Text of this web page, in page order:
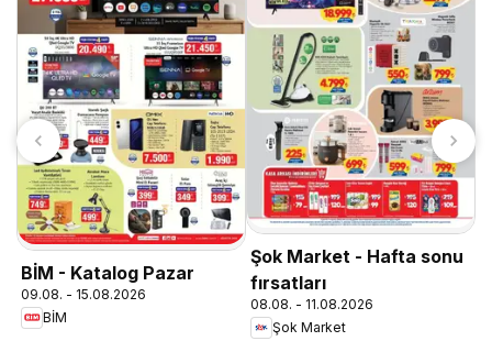
BİM - Katalog Pazar
09.08. - 15.08.2026
BİM
Şok Market - Hafta sonu
fırsatları
08.08. - 11.08.2026
Şok Market